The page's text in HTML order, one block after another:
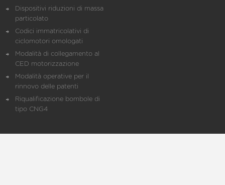
Dispositivi riduzioni di massa
particolato
Codici immatricolativi di
ciclomotori omologati
Modalità di collegamento al
CED motorizzazione
Modalità operative per il
rinnovo delle patenti
Riqualificazione bombole di
tipo CNG4